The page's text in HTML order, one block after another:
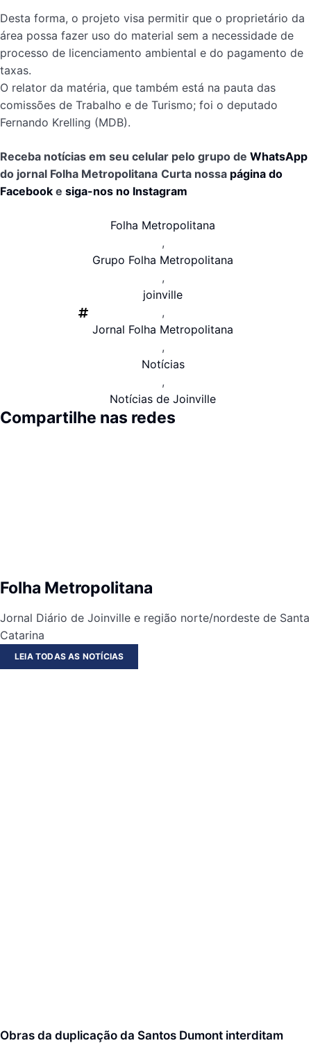
Desta forma, o projeto visa permitir que o proprietário da
área possa fazer uso do material sem a necessidade de
processo de licenciamento ambiental e do pagamento de
taxas.
O relator da matéria, que também está na pauta das
comissões de Trabalho e de Turismo; foi o deputado
Fernando Krelling (MDB).
Receba notícias em seu celular pelo grupo de WhatsApp
do jornal Folha Metropolitana Curta nossa página do
Facebook e siga-nos no Instagram
Folha Metropolitana
,
Grupo Folha Metropolitana
,
joinville
,
Jornal Folha Metropolitana
,
Notícias
,
Notícias de Joinville
Compartilhe nas redes
Folha Metropolitana
Jornal Diário de Joinville e região norte/nordeste de Santa
Catarina
LEIA TODAS AS NOTÍCIAS
Obras da duplicação da Santos Dumont interditam